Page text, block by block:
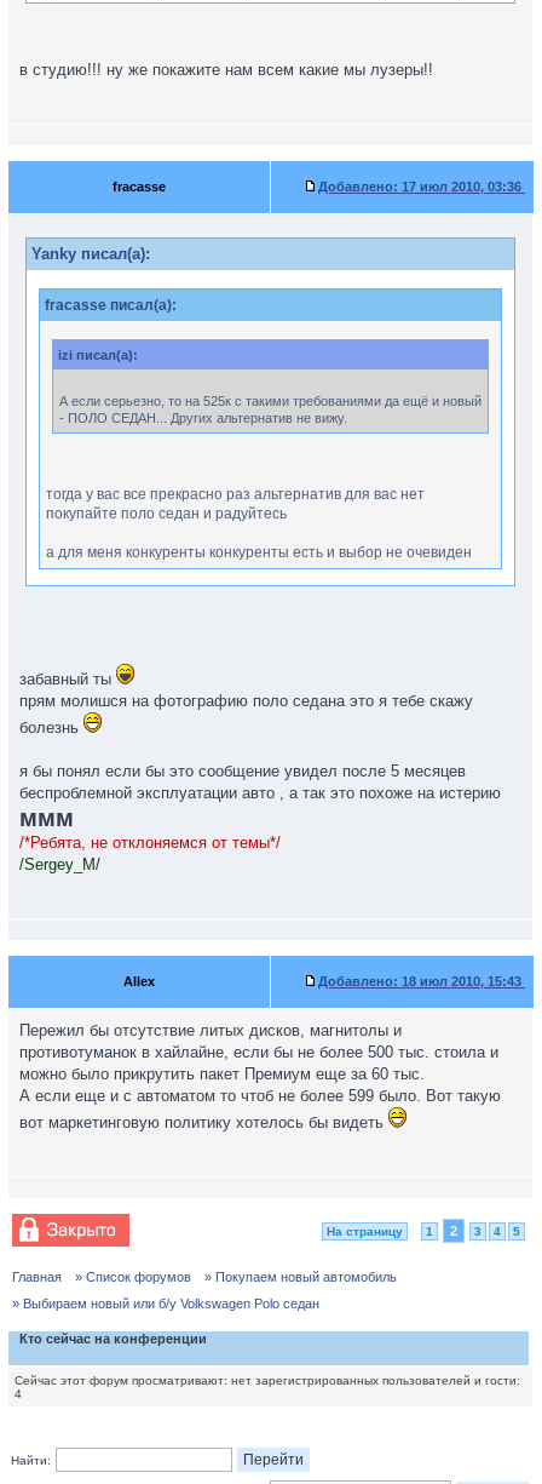
в студию!!! ну же покажите нам всем какие мы лузеры!!
fracasse Добавлено: 17 июл 2010, 03:36
Yanky писал(а):
fracasse писал(а):
izi писал(а):
А если серьезно, то на 525к с такими требованиями да ещё и новый
- ПОЛО СЕДАН... Других альтернатив не вижу.
тогда у вас все прекрасно раз альтернатив для вас нет
покупайте поло седан и радуйтесь
а для меня конкуренты конкуренты есть и выбор не очевиден
забавный ты
прям молишся на фотографию поло седана это я тебе скажу
болезнь
я бы понял если бы это сообщение увидел после 5 месяцев
беспроблемной эксплуатации авто , а так это похоже на истерию
ммм
/*Ребята, не отклоняемся от темы*/
/Sergey_M/
Allex Добавлено: 18 июл 2010, 15:43
Пережил бы отсутствие литых дисков, магнитолы и
противотуманок в хайлайне, если бы не более 500 тыс. стоила и
можно было прикрутить пакет Премиум еще за 60 тыс.
А если еще и с автоматом то чтоб не более 599 было. Вот такую
вот маркетинговую политику хотелось бы видеть
На страницу 1 2 3 4 5
Главная » Список форумов
» Покупаем новый автомобиль
» Выбираем новый или б/у Volkswagen Polo седан
Кто сейчас на конференции
Сейчас этот форум просматривают: нет зарегистрированных пользователей и гости:
4
Найти: